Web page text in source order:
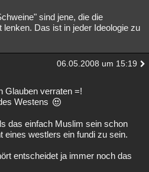
sind jene, die die
Das ist in jeder Ideologie zu
06.05.2008 um 15:19
Glauben verraten =!
Westens
das einfach Muslim sein schon
eines westlers ein fundi zu sein.
entscheidet ja immer noch das